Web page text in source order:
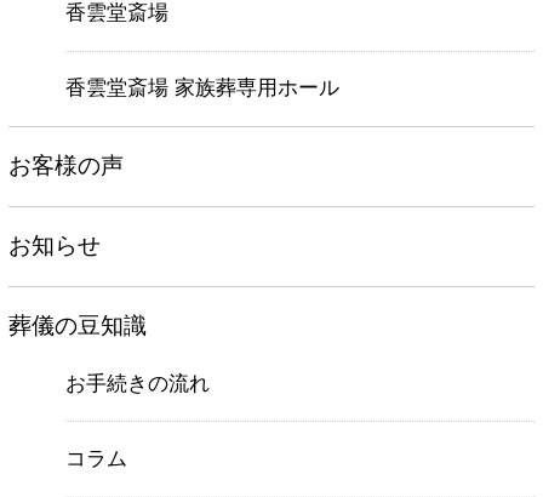
香雲堂斎場
香雲堂斎場 家族葬専用ホール
お客様の声
お知らせ
葬儀の豆知識
お手続きの流れ
コラム